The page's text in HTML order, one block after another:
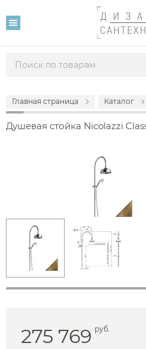
Главная страница Каталог
Душевая стойка Nicolazzi
275 769 руб.